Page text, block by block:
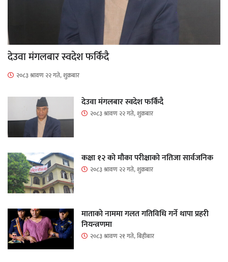
देउवा मंगलबार स्वदेश फर्किंदै
२०८३ श्रावण २२ गते, शुक्रबार
देउवा मंगलबार स्वदेश फर्किंदै
२०८३ श्रावण २२ गते, शुक्रबार
कक्षा १२ को मौका परीक्षाको नतिजा सार्वजनिक
२०८३ श्रावण २२ गते, शुक्रबार
माताकाे नाममा गलत गतिविधि गर्ने थापा प्रहरी
नियन्त्रणमा
२०८३ श्रावण २१ गते, बिहीबार